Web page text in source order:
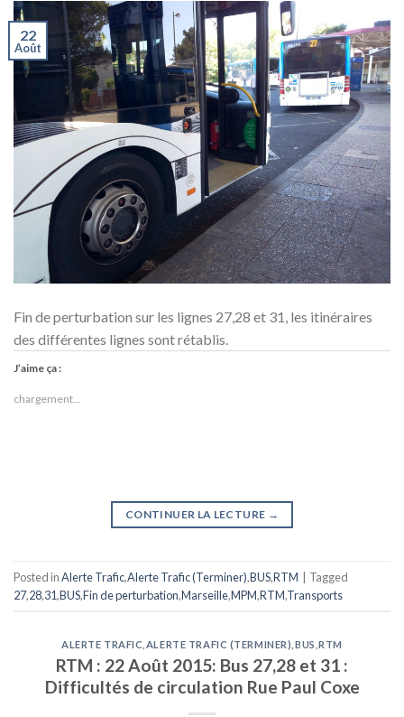
22
Août
Fin de perturbation sur les lignes 27,28 et 31, les itinéraires
des différentes lignes sont rétablis.
J’aime ça :
chargement…
CONTINUER LA LECTURE →
Posted inAlerte Trafic,Alerte Trafic (Terminer),BUS,RTM
Tagged
27,28,31,BUS,Fin de perturbation,Marseille,MPM,RTM,Transports
ALERTE TRAFIC ALERTE TRAFIC (TERMINER) BUS ,RTM
RTM : 22 Août 2015: Bus 27,28 et 31 :
Difficultés de circulation Rue Paul Coxe